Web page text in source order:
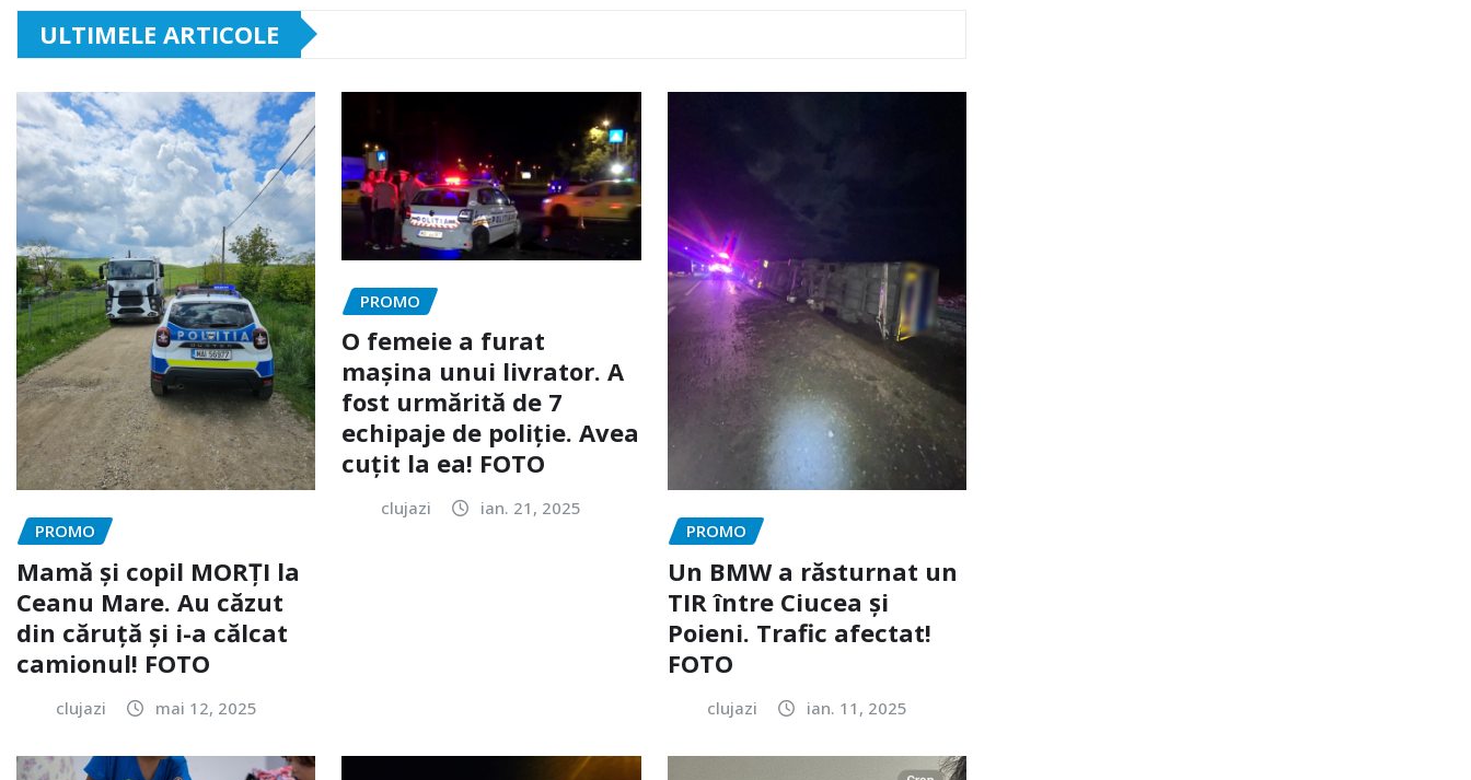
ULTIMELE ARTICOLE
PROMO
Mamă și copil MORȚI la
Ceanu Mare. Au căzut
din căruță și i-a călcat
camionul! FOTO
clujazi mai 12, 2025
PROMO
O femeie a furat
mașina unui livrator. A
fost urmărită de 7
echipaje de poliție. Avea
cuțit la ea! FOTO
clujazi
ian. 21, 2025
PROMO
Un BMW a răsturnat un
TIR între Ciucea și
Poieni. Trafic afectat!
FOTO
clujazi ian. 11, 2025